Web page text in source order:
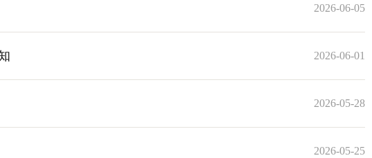
2026-06-05
2026-06-01
2026-05-28
2026-05-25